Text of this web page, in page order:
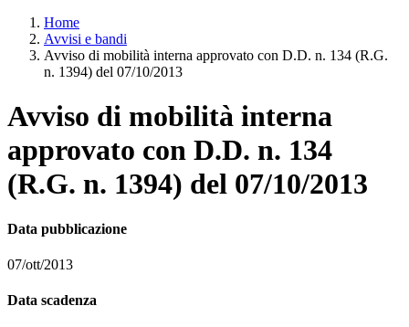
Home
Avvisi e bandi
Avviso di mobilità interna approvato con D.D. n. 134 (R.G.
n. 1394) del 07/10/2013
Avviso di mobilità interna
approvato con D.D. n. 134
(R.G. n. 1394) del 07/10/2013
Data pubblicazione
07/ott/2013
Data scadenza